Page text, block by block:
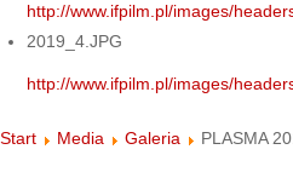
http://www.ifpilm.pl/images/
2019_4.JPG
http://www.ifpilm.pl/images/
Start Media Galeria PLASMA